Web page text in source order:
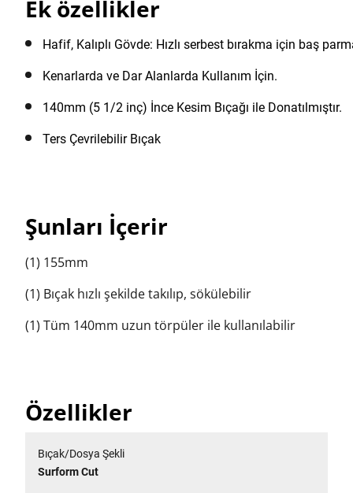
Ek özellikler
Hafif, Kalıplı Gövde: Hızlı serbest bırakma için baş
Kenarlarda ve Dar Alanlarda Kullanım İçin.
140mm (5 1/2 inç) İnce Kesim Bıçağı ile Donatılmıştır.
Ters Çevrilebilir Bıçak
Şunları İçerir
(1) 155mm
(1) Bıçak hızlı şekilde takılıp, sökülebilir
(1) Tüm 140mm uzun törpüler ile kullanılabilir
Özellikler
Bıçak/Dosya Şekli
Surform Cut